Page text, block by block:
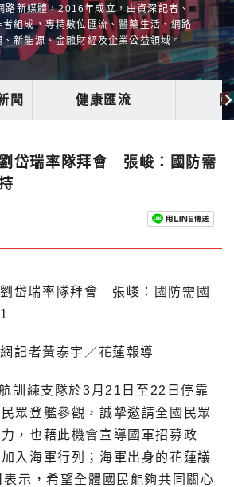
路新媒體，2016年成立，由資深記者、
組成，專精數位匯流、醫藥生活、網路
新能源、金融財經及企業公益領域。
聞 健康匯流
岱瑞率隊拜會 張峻：國防需
記者黃泰宇／花蓮報導
訓練支隊於3月21日至22日停靠
眾登艦參觀，誠摯邀請全國民眾
，也藉此機會宣導國軍招募政
入海軍行列；海軍出身的花蓮議
示，希望全體國民能夠共同關心